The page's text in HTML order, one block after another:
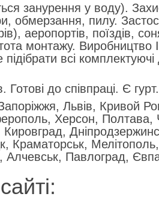
занурення у воду).
обмерзання, пилу.
аеропортів, поїздів,
монтажу. Виробництво
всі комплектуючі
до співпраці. Є гурт.
Львів, Кривой
Херсон, Полтава,
Краматорськ,
Павлоград,